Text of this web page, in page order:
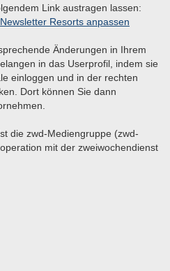
Link austragen lassen:
Newsletter Resorts anpassen
Änderungen in Ihrem
in das Userprofil, indem sie
einloggen und in der rechten
Dort können Sie dann
die zwd-Mediengruppe (zwd-
mit der zweiwochendienst